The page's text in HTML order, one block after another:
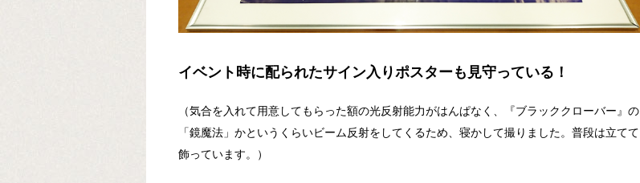
イベント時に配られたサイン入りポスターも見守っている！
（気合を入れて用意してもらった額の光反射能力がはんぱなく、『ブラッククローバー』の
「鏡魔法」かというくらいビーム反射をしてくるため、寝かして撮りました。普段は立てて
飾っています。）